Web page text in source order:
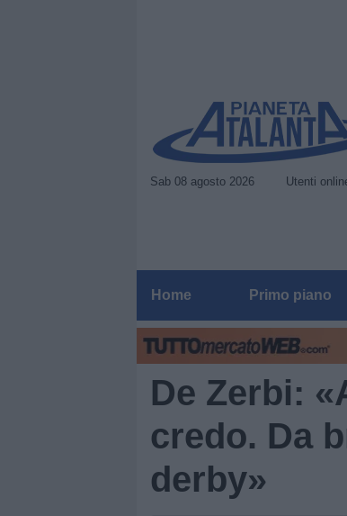
Sab 08 agosto 2026 Utenti
Home Primo piano
De Zerbi:
credo. Da
derby»